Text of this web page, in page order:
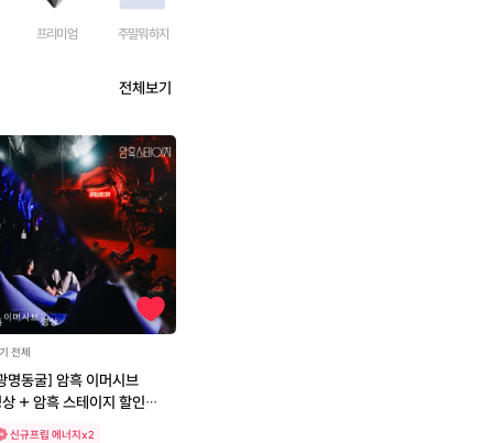
프리미엄 주말뭐하지
전체보기
전체
명동굴] 암흑 이머시브
+ 암흑 스테이지 할인
지
신규프립 에너지x2